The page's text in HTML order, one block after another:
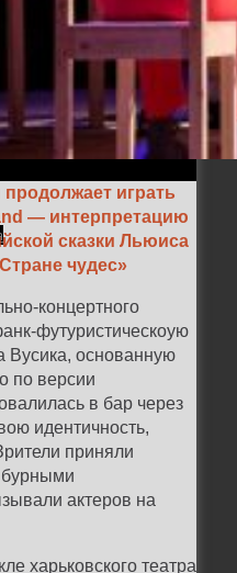
играть
— интерпретацию
сказки Льюиса
чудес»
концертного
футуристическоую
Вусика, основанную
по версии
в бар через
идентичность,
приняли
актеров на
харьковского театра